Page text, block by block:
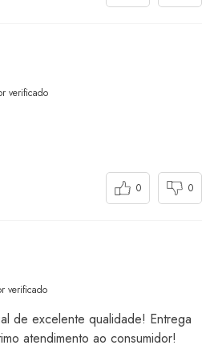
verificado
0 0
verificado
de excelente qualidade! Entrega
atendimento ao consumidor!